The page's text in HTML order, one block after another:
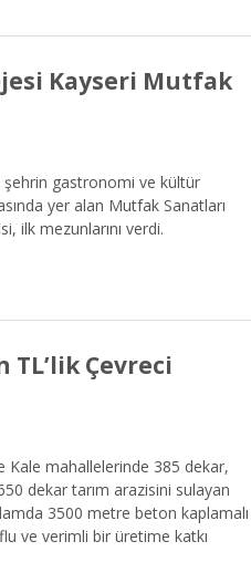
Kayseri Mutfak
şehrin gastronomi ve kültür
yer alan Mutfak Sanatları
ilk mezunlarını verdi.
Çevreci
Kale mahallelerinde 385 dekar,
dekar tarım arazisini sulayan
3500 metre beton kaplamalı
ve verimli bir üretime katkı